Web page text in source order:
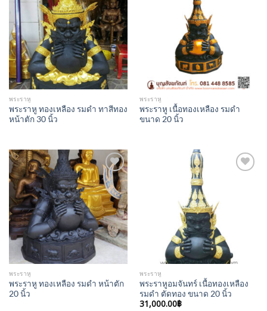
Add to
Wishlist
พระราหู
พระราหู ทองเหลือง รมดำ ทาสีทอง
หน้าตัก 30 นิ้ว
พระราหู
พระราหู เนื้อทองเหลือง รมดำ
ขนาด 20 นิ้ว
Add to
Wishlist
พระราหู
พระราหู ทองเหลือง รมดำ หน้าตัก
20 นิ้ว
พระราหู
พระราหูอมจันทร์ เนื้อทองเหลือง
รมดำ ตัดทอง ขนาด 20 นิ้ว
31,000.00฿